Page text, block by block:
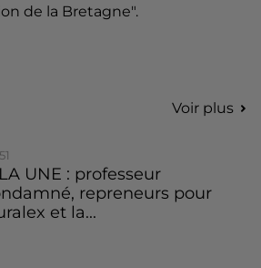
de la Bretagne".
Voir plus
UNE : professeur
repreneurs pour
et la...